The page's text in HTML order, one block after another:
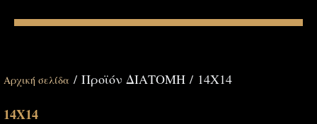
Αρχική σελίδα / Προϊόν ΔΙΑΤΟΜΗ / 14Χ14
14Χ14